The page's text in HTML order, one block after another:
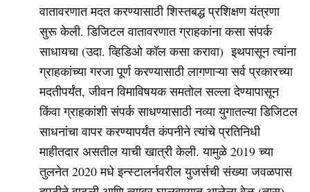
वातावरणात मदत करण्यासाठी शिस्तबद्ध प्रशिक्षण यंत्रणा
सुरू केली. डिजिटल वातावरणात ग्राहकांना कसा संपर्क
साधायचा (उदा. व्हिडिओ कॉल कसा करावा) इथपासून त्यांना
ग्राहकांच्या गरजा पूर्ण करण्यासाठी लागणाऱ्या सर्व प्रकारच्या
मदतीपर्यंत, जीवन विमाविषयक समतोल सल्ला देण्यापासून
किंवा ग्राहकांशी संपर्क साधण्यासाठी नव्या युगातल्या डिजिटल
साधनांचा वापर करण्यापर्यंत कंपनीने त्यांचे प्रतिनिधी
माहीतदार असतील याची खात्री केली. यामुळे 2019 च्या
तुलनेत 2020 मधे इन्स्टालर्नवरील युजर्सची संख्या जवळपास